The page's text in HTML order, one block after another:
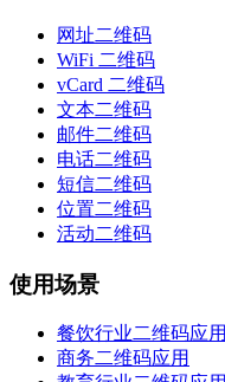
网址二维码
WiFi 二维码
vCard 二维码
文本二维码
邮件二维码
电话二维码
短信二维码
位置二维码
活动二维码
使用场景
餐饮行业二维码应用
商务二维码应用